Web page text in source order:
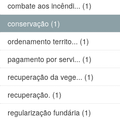
combate aos incêndi... (1)
conservação (1)
ordenamento territo... (1)
pagamento por servi... (1)
recuperação da vege... (1)
recuperação. (1)
regularização fundária (1)